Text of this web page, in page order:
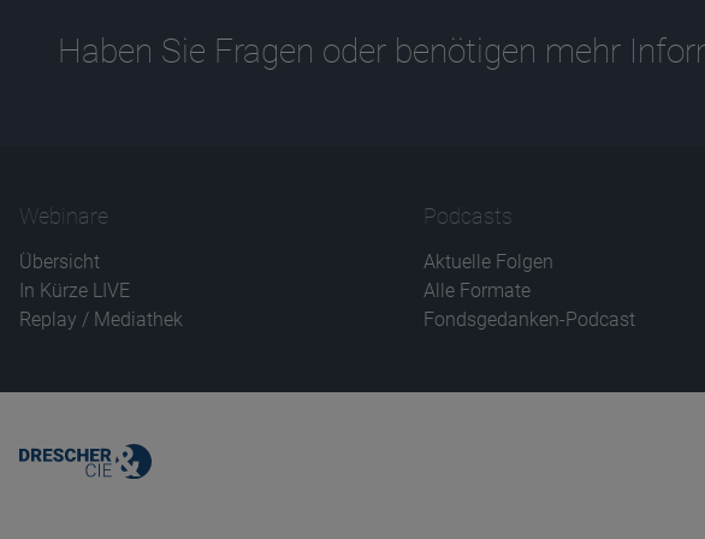
Haben Sie Fragen oder benötigen mehr
Webinare
Übersicht
In Kürze LIVE
Replay / Mediathek
Podcasts
Aktuelle Folgen
Alle Formate
Fondsgedanken-Podcast